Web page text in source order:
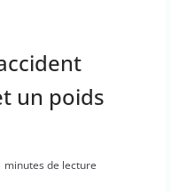
un poids
minutes de lecture